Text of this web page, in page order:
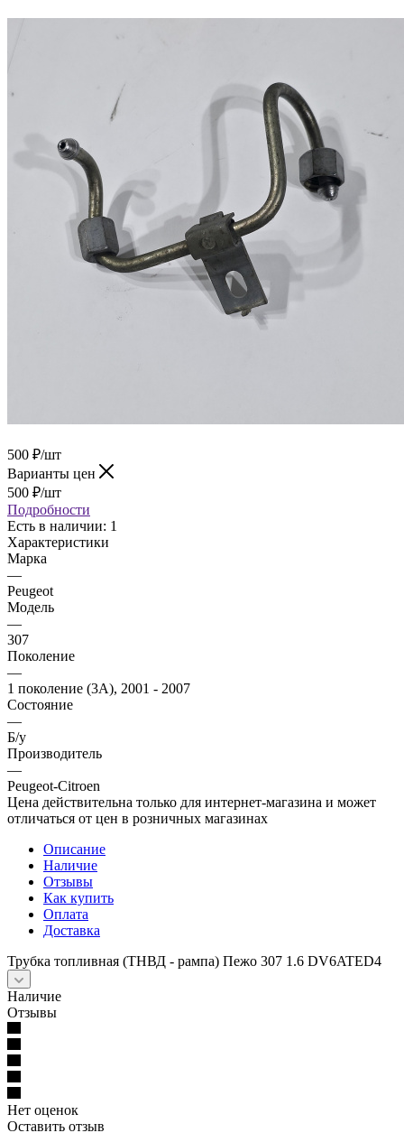
500 ₽/шт
Варианты цен
500 ₽/шт
Подробности
Есть в наличии: 1
Характеристики
Марка
—
Peugeot
Модель
—
307
Поколение
—
1 поколение (3A), 2001 - 2007
Состояние
—
Б/у
Производитель
—
Peugeot-Citroen
Цена действительна только для интернет-магазина и может
отличаться от цен в розничных магазинах
Описание
Наличие
Отзывы
Как купить
Оплата
Доставка
Трубка топливная (ТНВД - рампа) Пежо 307 1.6 DV6ATED4
Наличие
Отзывы
Нет оценок
Оставить отзыв